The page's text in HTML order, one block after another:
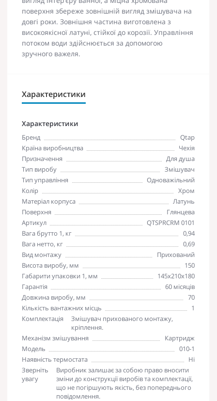
поверхня збереже зовнішній вигляд змішувача на
довгі роки. Зовнішня частина виготовлена з
високоякісної латуні, стійкої до корозії. Управління
потоком води здійснюється за допомогою
зручного важеля.
Характеристики
Характеристики
Бренд
Qtap
Країна виробництва
Чехія
Призначення
Для душа
Тип виробу
Змішувач
Тип управління
Одноважільний
Колір
Хром
Матеріал корпуса
Латунь
Поверхня
Глянцева
Артикул
QTSPRCRM 0101
Вага брутто 1, кг
0,94
Вага нетто, кг
0,69
Вид монтажу
Прихований
Висота виробу, мм
150
Габарити упаковки 1, мм
145х210х180
Гарантія
60 місяців
Довжина виробу, мм
70
Кількість вантажних місць
1
Комплектація
Змішувач прихованого монтажу,
кріплення.
Механізм змішування
Картридж
Модель
010-1
Наявність термостата
Ні
Зверніть
увагу
Виробник залишає за собою право вносити
зміни до конструкції виробів та комплектації,
що не погіршують якість, без попереднього
повідомлення.